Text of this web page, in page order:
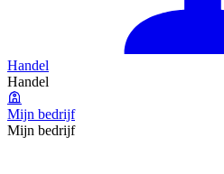
Handel
Handel
Mijn bedrijf
Mijn bedrijf